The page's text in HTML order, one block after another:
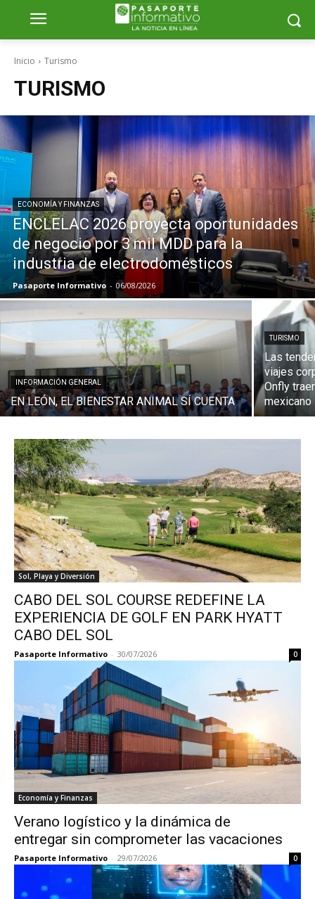
Inicio Turismo
TURISMO
ECONOMÍA Y FINANZAS
ENCLELAC 2026 proyecta oportunidades
de negocio por 3 mil MDD para la
industria de electrodomésticos
Pasaporte Informativo - 06/08/2026
INFORMACIÓN GENERAL
EN LEÓN, EL BIENESTAR ANIMAL SÍ CUENTA
TURISMO
Las
viajes
Onfly
mexicano
Sol, Playa y Diversión
CABO DEL SOL COURSE REDEFINE LA
EXPERIENCIA DE GOLF EN PARK HYATT
CABO DEL SOL
Pasaporte Informativo - 30/07/2026 0
Economía y Finanzas
Verano logístico y la dinámica de
entregar sin comprometer las vacaciones
Pasaporte Informativo - 29/07/2026 0